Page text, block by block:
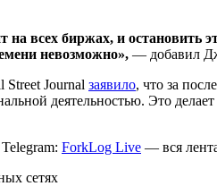
на всех биржах, и
невозможно», — добавил
Journal заявило, что за
деятельностью. Это
ForkLog Live — вся
сетях